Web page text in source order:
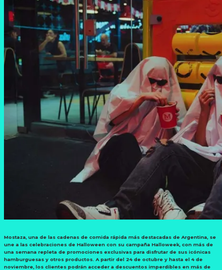
Mostaza, una de las cadenas de comida rápida más destacadas de Argentina, se
une a las celebraciones de Halloween con su campaña Halloweek, con más de
una semana repleta de promociones exclusivas para disfrutar de sus icónicas
hamburguesas y otros productos. A partir del 24 de octubre y hasta el 4 de
noviembre, los clientes podrán acceder a descuentos imperdibles en más de